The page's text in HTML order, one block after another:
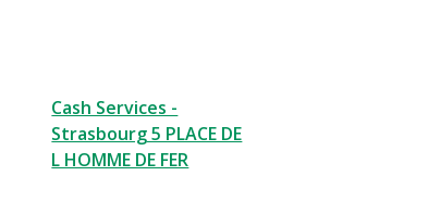
Cash Services -
Strasbourg 5 PLACE DE
L HOMME DE FER